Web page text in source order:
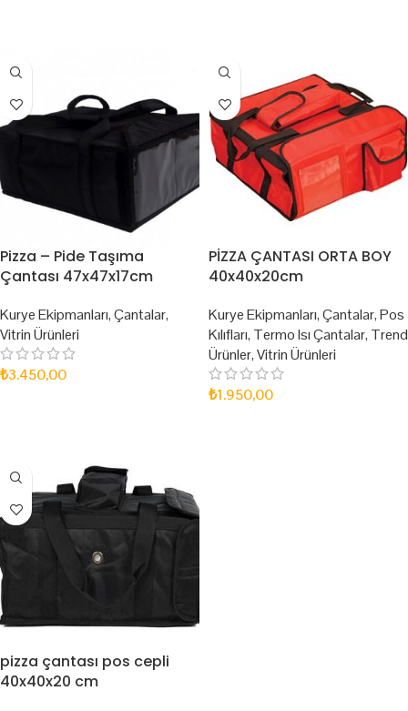
Pizza – Pide Taşıma
Çantası 47x47x17cm
Kurye Ekipmanları,Çantalar,
Vitrin Ürünleri
₺3.450,00
PİZZA ÇANTASI ORTA BOY
40x40x20cm
Kurye Ekipmanları,Çantalar,Pos
Kılıfları, Termo Isı Çantalar, Trend
Ürünler,Vitrin Ürünleri
₺1.950,00
pizza çantası pos cepli
40x40x20 cm